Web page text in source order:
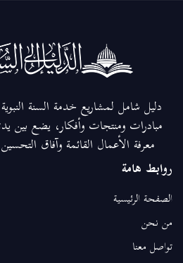
دليل شامل لمشاريع خدمة السنة
مبادرات ومنتجات وأفكار، يضع بين
معرفة الأعمال القائمة وآفاق
روابط هامة
الصفحة الرئيسية
من نحن
تواصل معنا